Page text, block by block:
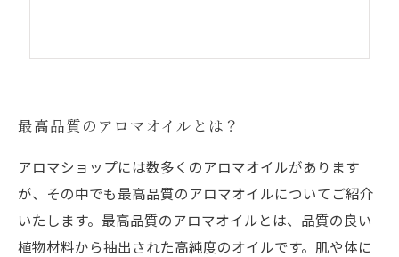
最高品質のアロマオイルとは？
アロマショップには数多くのアロマオイルがあります
が、その中でも最高品質のアロマオイルについてご紹介
いたします。最高品質のアロマオイルとは、品質の良い
植物材料から抽出された高純度のオイルです。肌や体に